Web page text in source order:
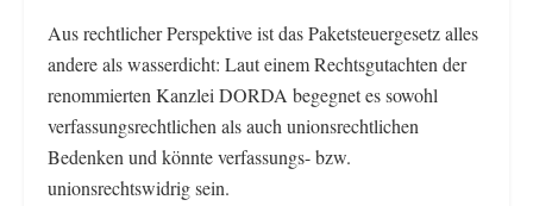
Aus rechtlicher Perspektive ist das Paketsteuergesetz alles
andere als wasserdicht: Laut einem Rechtsgutachten der
renommierten Kanzlei DORDA begegnet es sowohl
verfassungsrechtlichen als auch unionsrechtlichen
Bedenken und könnte verfassungs- bzw.
unionsrechtswidrig sein.